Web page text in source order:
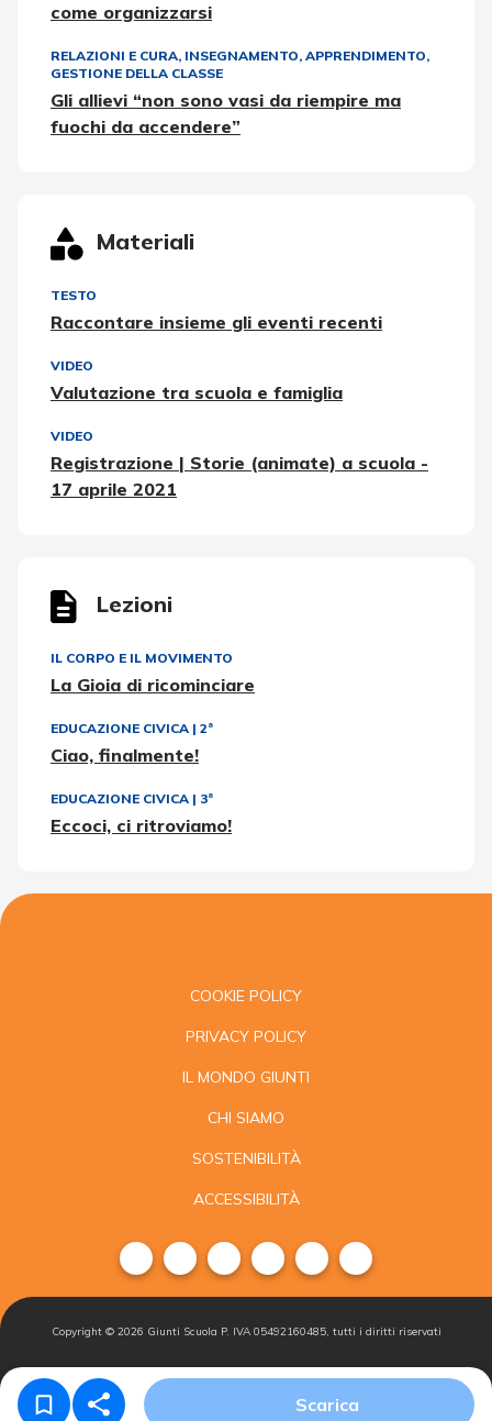
come organizzarsi
RELAZIONI E CURA, INSEGNAMENTO, APPRENDIMENTO,
GESTIONE DELLA CLASSE
Gli allievi “non sono vasi da riempire ma
fuochi da accendere”
Materiali
TESTO
Raccontare insieme gli eventi recenti
VIDEO
Valutazione tra scuola e famiglia
VIDEO
Registrazione | Storie (animate) a scuola -
17 aprile 2021
Lezioni
IL CORPO E IL MOVIMENTO
La Gioia di ricominciare
EDUCAZIONE CIVICA | 2ª
Ciao, finalmente!
EDUCAZIONE CIVICA | 3ª
Eccoci, ci ritroviamo!
Scarica
COOKIE POLICY
PRIVACY POLICY
IL MONDO GIUNTI
CHI SIAMO
SOSTENIBILITÀ
ACCESSIBILITÀ
Copyright © 2026 Giunti Scuola P. IVA 05492160485, tutti i diritti riservati
Condizioni di
vendita
Gestisci i
Iscriviti alla
newsletter